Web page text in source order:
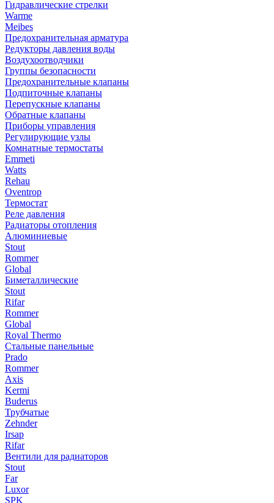
Гидравлические стрелки
Warme
Meibes
Предохранительная арматура
Редукторы давления воды
Воздухоотводчики
Группы безопасности
Предохранительные клапаны
Подпиточные клапаны
Перепускные клапаны
Обратные клапаны
Приборы управления
Регулирующие узлы
Комнатные термостаты
Emmeti
Watts
Rehau
Oventrop
Термостат
Реле давления
Радиаторы отопления
Алюминиевые
Stout
Rommer
Global
Биметаллические
Stout
Rifar
Rommer
Global
Royal Thermo
Стальные панельные
Prado
Rommer
Axis
Kermi
Buderus
Трубчатые
Zehnder
Irsap
Rifar
Вентили для радиаторов
Stout
Far
Luxor
SPK